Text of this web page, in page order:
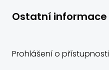
Ostatní informace
Prohlášení o přístupnosti